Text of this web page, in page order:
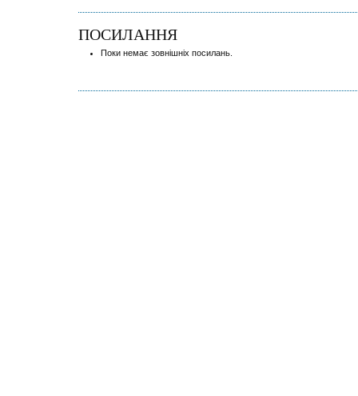
ПОСИЛАННЯ
Поки немає зовнішніх посилань.